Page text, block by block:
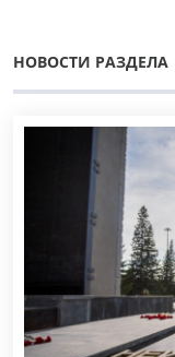
НОВОСТИ РАЗДЕЛА